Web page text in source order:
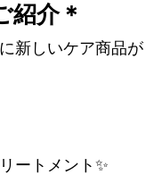
紹介＊
新しいケア商品が
ートメント✨